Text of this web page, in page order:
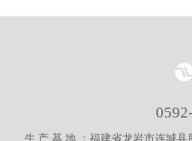
生 产 基 地 ：福建省龙岩市连城